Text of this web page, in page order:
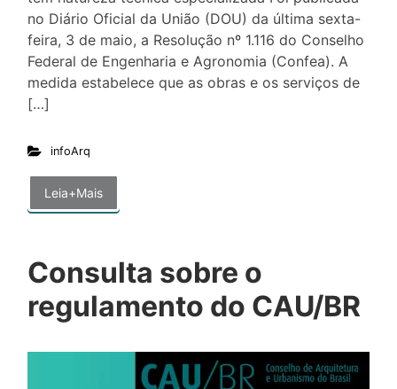
no Diário Oficial da União (DOU) da última sexta-
feira, 3 de maio, a Resolução nº 1.116 do Conselho
Federal de Engenharia e Agronomia (Confea). A
medida estabelece que as obras e os serviços de
[…]
infoArq
Leia+Mais
Consulta sobre o
regulamento do CAU/BR